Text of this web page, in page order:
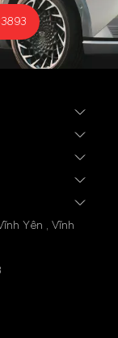
Yên , Vĩnh